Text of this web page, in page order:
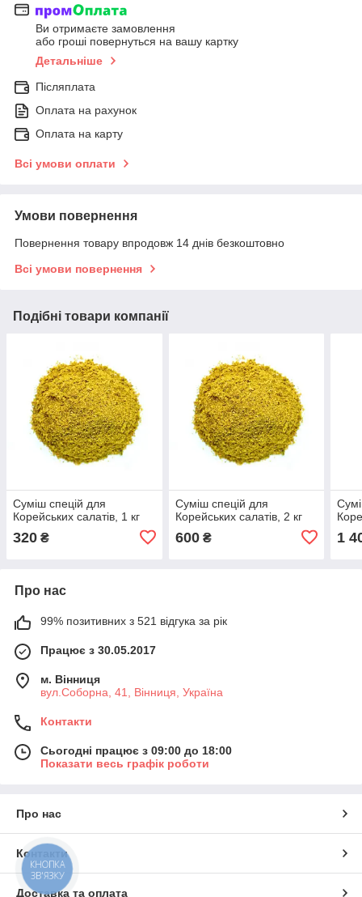
Ви отримаєте замовлення
або гроші повернуться на вашу картку
Детальніше
Післяплата
Оплата на рахунок
Оплата на карту
Всі умови оплати
Умови повернення
Повернення товару впродовж 14 днів безкоштовно
Всі умови повернення
Подібні товари компанії
Суміш спецій для
Корейських салатів, 1 кг
320 ₴
Суміш спецій для
Корейських салатів, 2 кг
600₴ 1
Про нас
99% позитивних з 521 відгука за рік
Працює з 30.05.2017
м. Вінниця
вул.Соборна, 41, Вінниця, Україна
Контакти
Сьогодні працює з 09:00 до 18:00
Показати весь графік роботи
Про нас
Контакти
Доставка та оплата
КНОПКА
ЗВ'ЯЗКУ